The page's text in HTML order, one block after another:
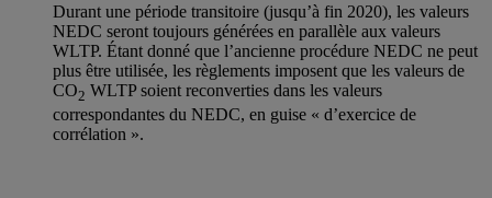
Durant une période transitoire (jusqu’à fin 2020), les valeurs
NEDC seront toujours générées en parallèle aux valeurs
WLTP. Étant donné que l’ancienne procédure NEDC ne peut
plus être utilisée, les règlements imposent que les valeurs de
CO2 WLTP soient reconverties dans les valeurs
correspondantes du NEDC, en guise « d’exercice de
corrélation ».